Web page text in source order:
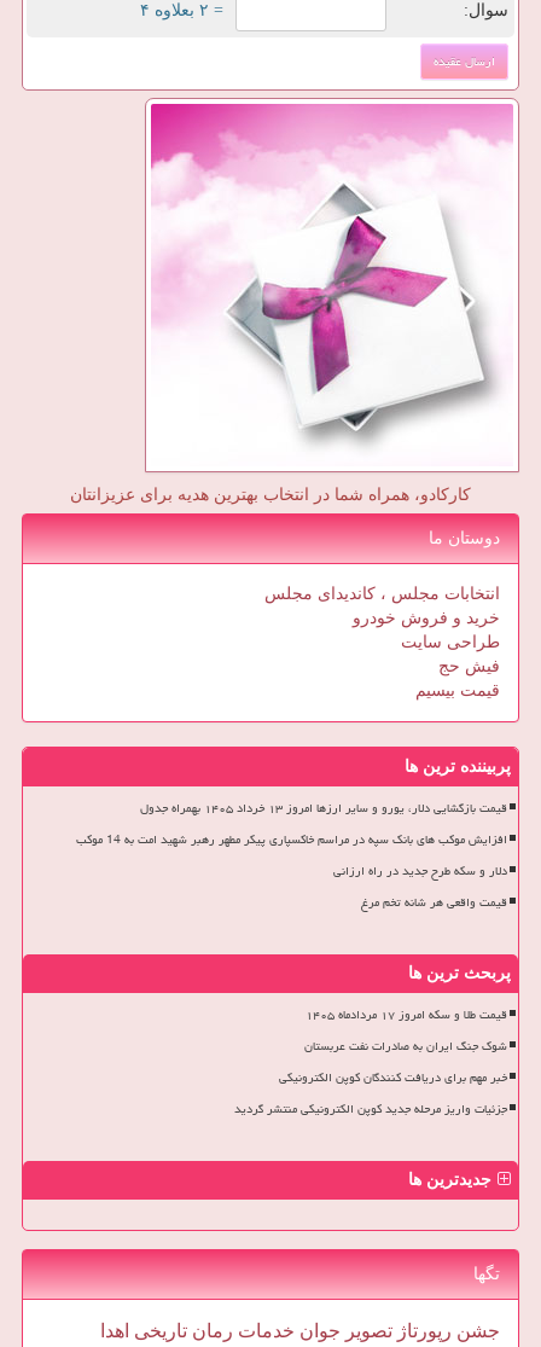
سوال: = ۲ بعلاوه ۴
کارکادو، همراه شما در انتخاب بهترین هدیه برای عزیزانتان
دوستان ما
انتخابات مجلس ، کاندیدای مجلس
خرید و فروش خودرو
طراحی سایت
فیش حج
قیمت بیسیم
پربیننده ترین ها
قیمت بازگشایی دلار، یورو و سایر ارزها امروز ۱۳ خرداد ۱۴۰۵ بهمراه جدول
افزایش موکب های بانک سپه در مراسم خاکسپاری پیکر مطهر رهبر شهید امت به 14 موکب
دلار و سکه طرح جدید در راه ارزانی
قیمت واقعی هر شانه تخم مرغ
پربحث ترین ها
قیمت طلا و سکه امروز ۱۷ مردادماه ۱۴۰۵
شوک جنگ ایران به صادرات نفت عربستان
خبر مهم برای دریافت کنندگان کوپن الکترونیکی
جزئیات واریز مرحله جدید کوپن الکترونیکی منتشر گردید
جدیدترین ها
تگها
جشن رپورتاژ تصویر جوان خدمات رمان تاریخی اهدا